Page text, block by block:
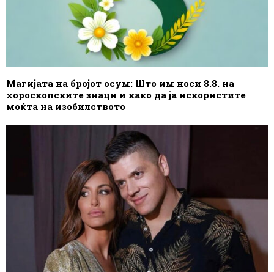
Магијата на бројот осум: Што им носи 8.8. на
хороскопските знаци и како да ја искористите
моќта на изобилството